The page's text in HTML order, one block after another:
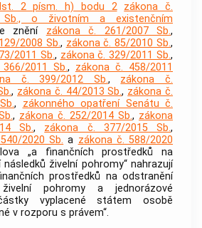
2 písm. h) bodu 2
zákona č.
Sb., o životním a existenčním
znění zákona č. 261/2007 Sb.,
2008 Sb., zákona č. 85/2010 Sb.,
2011 Sb., zákona č. 329/2011 Sb.,
2011 Sb., zákona č. 458/2011
č. 399/2012 Sb., zákona č.
, zákona č. 44/2013 Sb., zákona č.
, zákonného opatření Senátu č.
, zákona č. 252/2014 Sb., zákona
Sb., zákona č. 377/2015 Sb.,
2020 Sb. a zákona č. 588/2020
„a finančních prostředků na
živelní pohromy“ nahrazují
prostředků na odstranění
živelní pohromy a jednorázové
vyplacené státem osobě
v rozporu s právem“.